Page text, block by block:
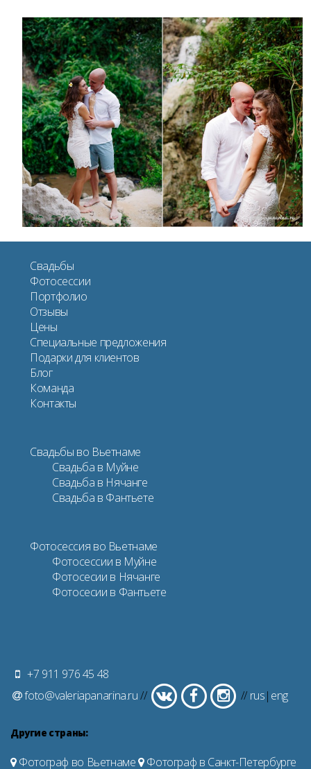
Свадьбы
Фотосессии
Портфолио
Отзывы
Цены
Специальные предложения
Подарки для клиентов
Блог
Команда
Контакты
Свадьбы во Вьетнаме
Свадьба в Муйне
Свадьба в Нячанге
Свадьба в Фантьете
Фотосессия во Вьетнаме
Фотосессии в Муйне
Фотосесии в Нячанге
Фотосесии в Фантьете
+7 911 976 45 48
foto@valeriapanarina.ru// // rus| eng
Другие страны:
Фотограф во Вьетнаме Фотограф в Санкт-Петербурге